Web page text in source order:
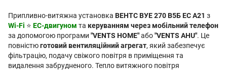
Припливно-витяжна установка ВЕНТС ВУЕ 270 В5Б EC А21 з
Wi-Fi ⭐ EC-двигуном та керуванням через мобільний телефон
за допомогою програми "VENTS HOME"або"VENTS AHU". Це
повністюготовий вентиляційний агрегат, який забезпечує
фільтрацію, подачу свіжого повітря в приміщення та
видалення забрудненого. Тепло витяжного повітря